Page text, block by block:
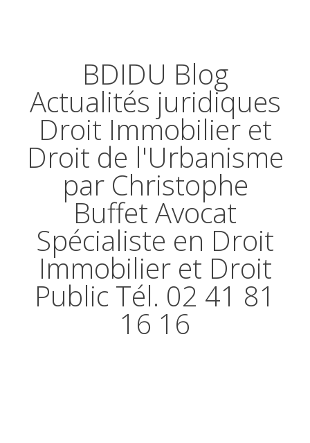
BDIDU Blog
Actualités juridiques
Droit Immobilier et
Droit de l'Urbanisme
par Christophe
Buffet Avocat
Spécialiste en Droit
Immobilier et Droit
Public Tél. 02 41 81
16 16